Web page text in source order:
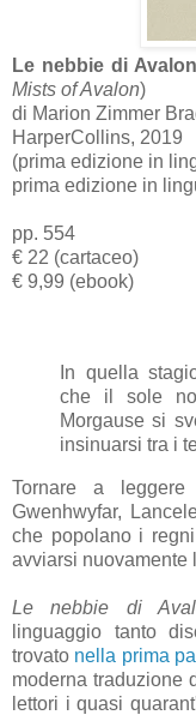
Le nebbie di
Mists of Avalon)
di Marion Zimmer
HarperCollins, 2019
(prima edizione in
prima edizione in
pp. 554
€ 22 (cartaceo)
€ 9,99 (ebook)
In quella
che il sole
Morgause si
insinuarsi tra i
Tornare a
Gwenhwyfar,
che popolano i
avviarsi nuovamente
Le nebbie di
linguaggio tanto
trovato nella prima
moderna traduzione
lettori i quasi